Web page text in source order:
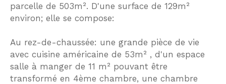
parcelle de 503m². D'une surface de 129m²
environ; elle se compose:
Au rez-de-chaussée: une grande pièce de vie
avec cuisine américaine de 53m² , d'un espace
salle à manger de 11 m² pouvant être
transformé en 4ème chambre, une chambre